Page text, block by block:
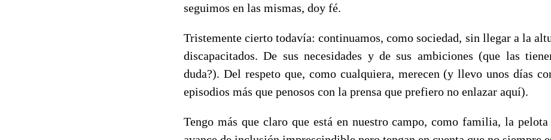
seguimos en las mismas, doy fé.
Tristemente cierto todavía: continuamos, como sociedad, sin llegar a la
discapacitados. De sus necesidades y de sus ambiciones (que las
duda?). Del respeto que, como cualquiera, merecen (y llevo unos días
episodios más que penosos con la prensa que prefiero no enlazar aquí).
Tengo más que claro que está en nuestro campo, como familia, la